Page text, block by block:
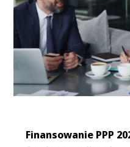
Finansowanie PPP